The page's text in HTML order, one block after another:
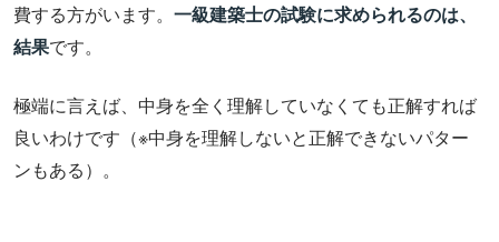
費する方がいます。 一級建築士の試験に求められるのは、
結果です。
極端に言えば、中身を全く理解していなくても正解すれば
良いわけです（※中身を理解しないと正解できないパター
ンもある）。